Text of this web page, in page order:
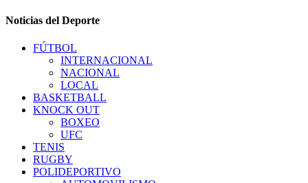
Noticias del Deporte
FÚTBOL
INTERNACIONAL
NACIONAL
LOCAL
BASKETBALL
KNOCK OUT
BOXEO
UFC
TENIS
RUGBY
POLIDEPORTIVO